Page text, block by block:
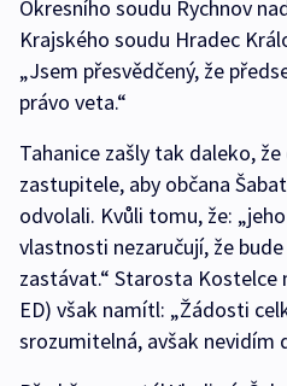
Okresního soudu Rychnov
Krajského soudu Hradec
„Jsem přesvědčený, že
právo veta.“
Tahanice zašly tak daleko,
zastupitele, aby občana
odvolali. Kvůli tomu, že:
vlastnosti nezaručují, že
zastávat.“ Starosta Kostelce
ED) však namítl: „Žádosti
srozumitelná, avšak nevidím